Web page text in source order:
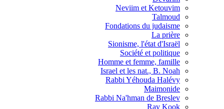
Neviim et Ketouvim
Talmoud
Fondations du judaisme
La prière
Sionisme, l'état d'Israël
Société et politique
Homme et femme, famille
Israel et les nat., B. Noah
Rabbi Yéhouda Halévy
Maimonide
Rabbi Na'hman de Breslev
Rav Kook